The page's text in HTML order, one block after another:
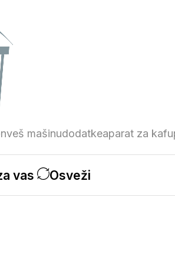
veš mašinudodatkeaparat za kafu
vas Osveži